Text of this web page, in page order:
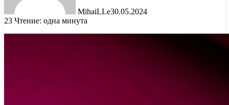
MihaiLLe30.05.2024
23 Чтение: одна минута